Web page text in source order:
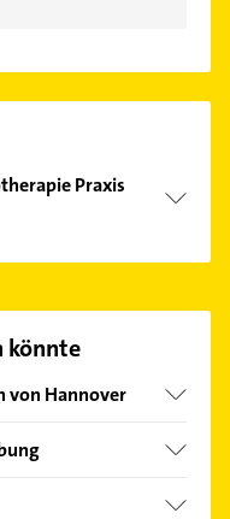
Praxis
könnte
von Hannover